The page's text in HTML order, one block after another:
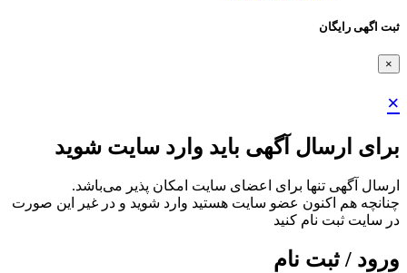
ثبت اگهی رایگان
×
×
برای ارسال آگهی باید وارد سایت شوید
ارسال آگهی تنها برای اعضای سایت امکان پذیر می‌باشد.
چنانچه هم‌ اکنون عضو سایت هستید وارد شوید و در غیر این صورت
در سایت ثبت نام کنید
ورود / ثبت نام